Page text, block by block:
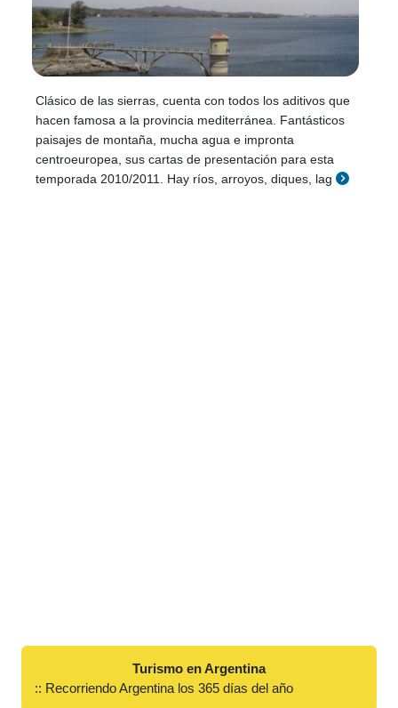
Clásico de las sierras, cuenta con todos los aditivos que
hacen famosa a la provincia mediterránea. Fantásticos
paisajes de montaña, mucha agua e impronta
centroeuropea, sus cartas de presentación para esta
temporada 2010/2011. Hay ríos, arroyos, diques, lag
Turismo en Argentina
:: Recorriendo Argentina los 365 días del año